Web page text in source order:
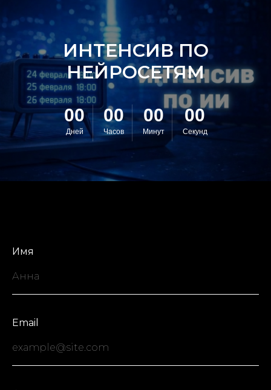
ИНТЕНСИВ ПО
НЕЙРОСЕТЯМ
00
Дней
00
Часов
00
Минут
00
Секунд
Имя
Email